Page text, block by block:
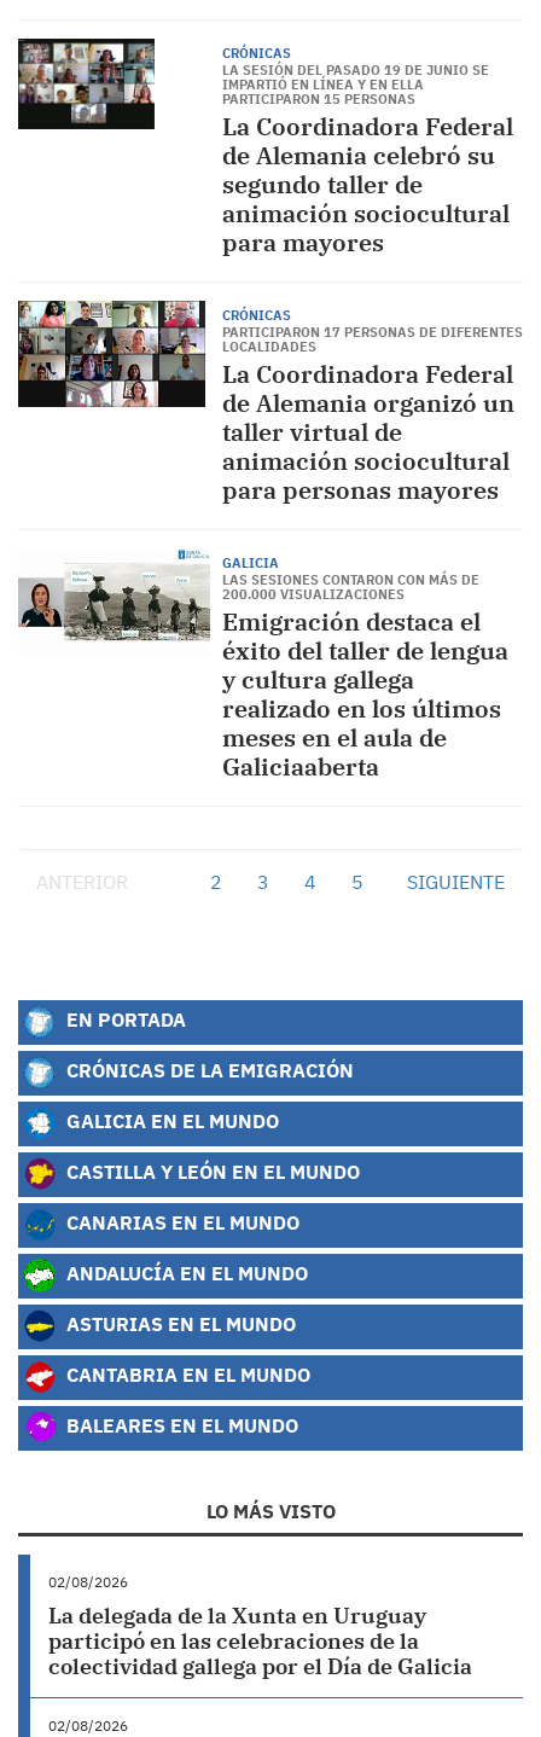
CRÓNICAS
LA SESIÓN DEL PASADO 19 DE JUNIO SE
IMPARTIÓ EN LÍNEA Y EN ELLA
PARTICIPARON 15 PERSONAS
La Coordinadora Federal
de Alemania celebró su
segundo taller de
animación sociocultural
para mayores
CRÓNICAS
PARTICIPARON 17 PERSONAS DE DIFERENTES
LOCALIDADES
La Coordinadora Federal
de Alemania organizó un
taller virtual de
animación sociocultural
para personas mayores
GALICIA
LAS SESIONES CONTARON CON MÁS DE
200.000 VISUALIZACIONES
Emigración destaca el
éxito del taller de lengua
y cultura gallega
realizado en los últimos
meses en el aula de
Galiciaaberta
ANTERIOR 2 3 4 5 SIGUIENTE
EN PORTADA
CRÓNICAS DE LA EMIGRACIÓN
GALICIA EN EL MUNDO
CASTILLA Y LEÓN EN EL MUNDO
CANARIAS EN EL MUNDO
ANDALUCÍA EN EL MUNDO
ASTURIAS EN EL MUNDO
CANTABRIA EN EL MUNDO
BALEARES EN EL MUNDO
LO MÁS VISTO
02/08/2026
La delegada de la Xunta en Uruguay
participó en las celebraciones de la
colectividad gallega por el Día de Galicia
02/08/2026